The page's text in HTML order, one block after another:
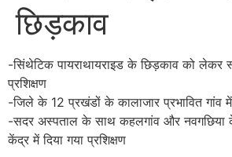
छिड़काव
-सिंथेटिक पायराथायराइड के छिड़काव को लेकर
प्रशिक्षण
-जिले के 12 प्रखंडों के कालाजार प्रभावित गांव
-सदर अस्पताल के साथ कहलगांव और नवगछिया
केंद्र में दिया गया प्रशिक्षण